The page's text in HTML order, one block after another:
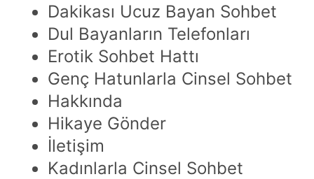
Dakikası Ucuz Bayan Sohbet
Dul Bayanların Telefonları
Erotik Sohbet Hattı
Genç Hatunlarla Cinsel Sohbet
Hakkında
Hikaye Gönder
İletişim
Kadınlarla Cinsel Sohbet